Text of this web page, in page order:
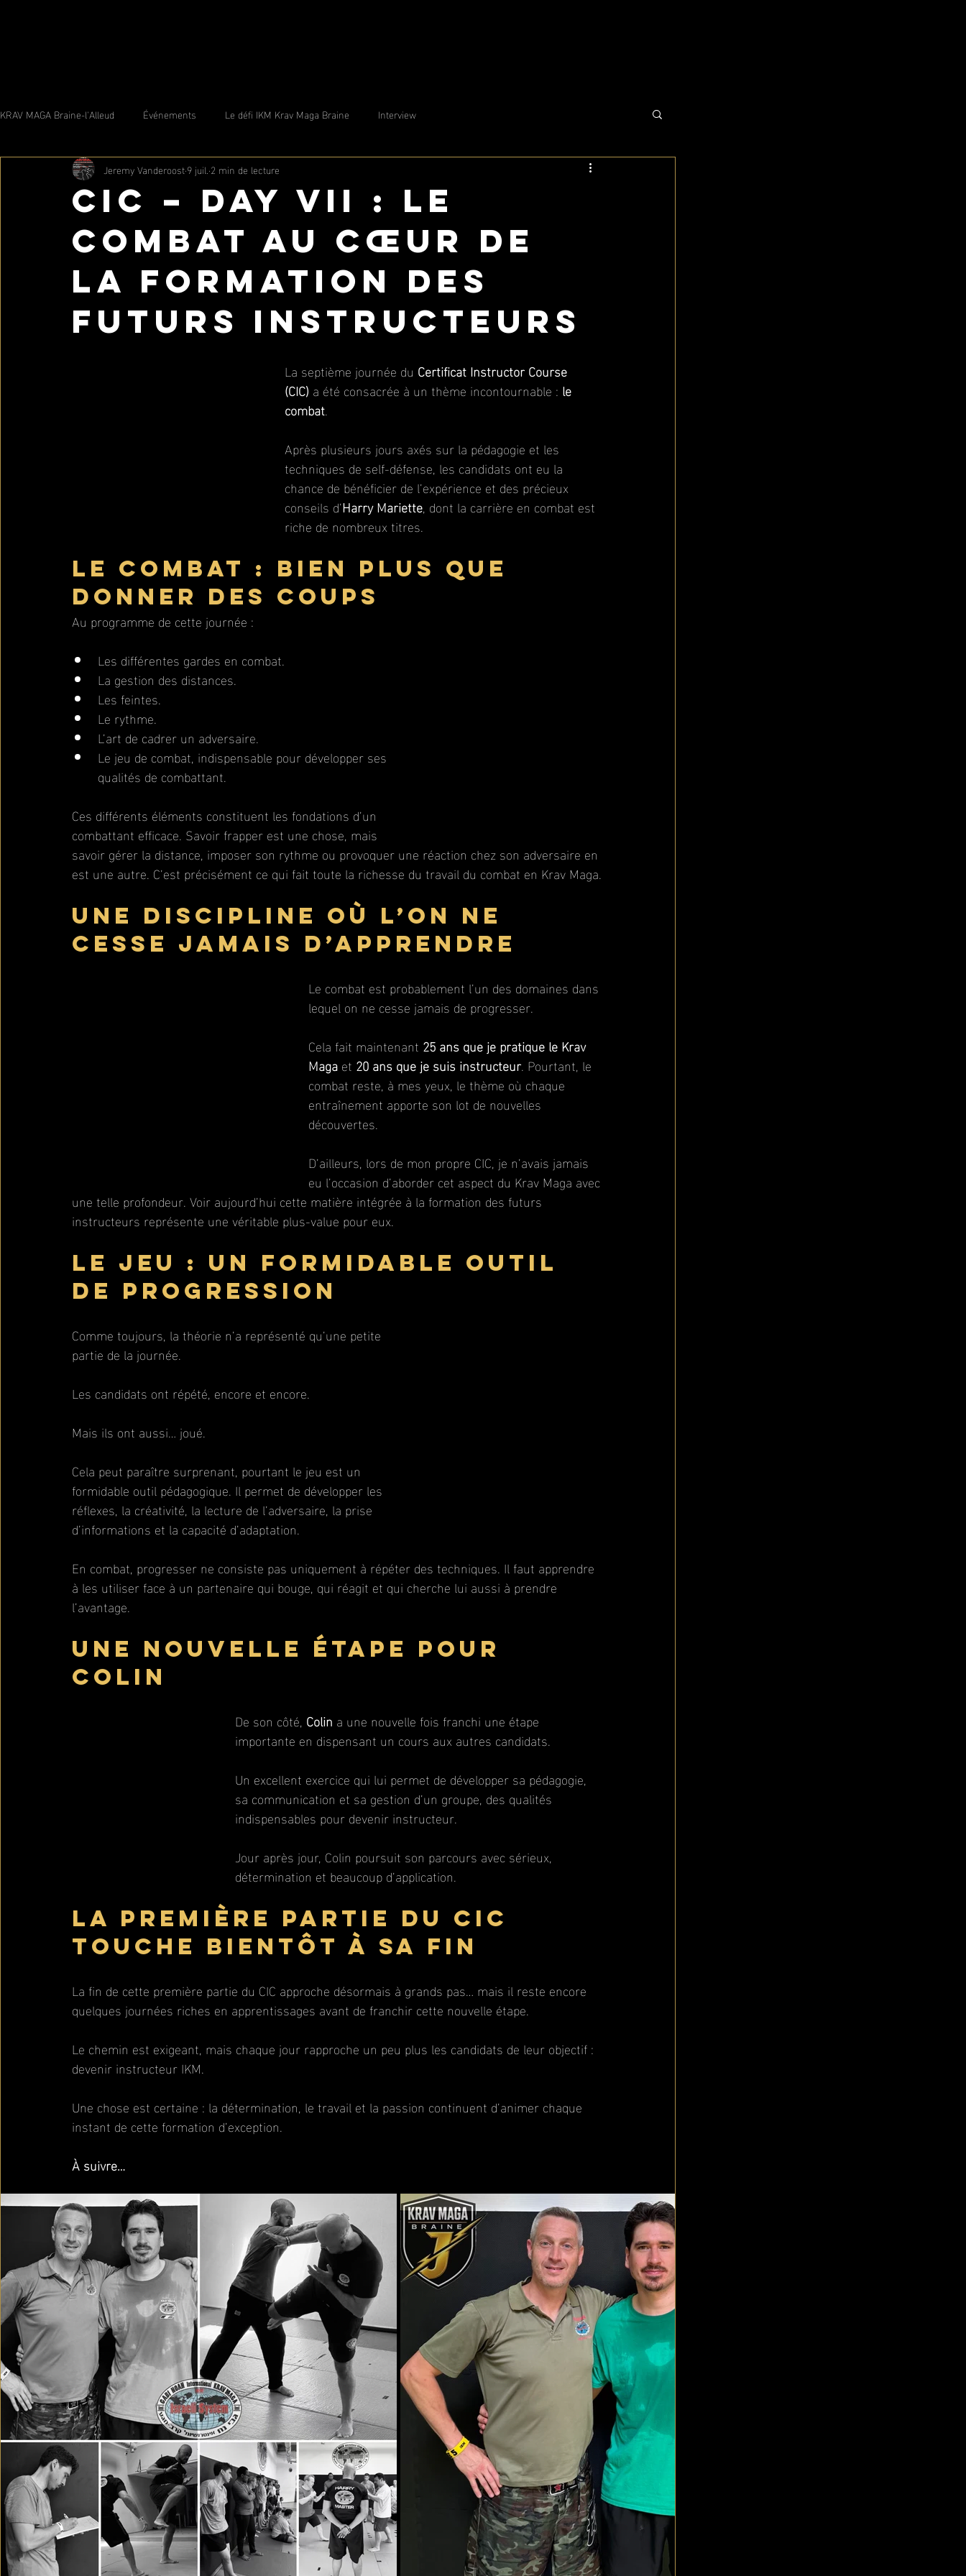
KRAV MAGA Braine-l'Alleud Événements Le défi IKM Krav Maga Braine Interview
CIC – Day VII : le
combat au cœur de
la formation des
futurs instructeurs
Jeremy Vanderoost9 juil. 2 min de lecture
La septième journée du Certificat Instructor Course
(CIC) a été consacrée à un thème incontournable : le
combat.
Après plusieurs jours axés sur la pédagogie et les
techniques de self-défense, les candidats ont eu la
chance de bénéficier de l’expérience et des précieux
conseils d’Harry Mariette, dont la carrière en combat est
riche de nombreux titres.
Le combat : bien plus que
donner des coups
Au programme de cette journée :
Les différentes gardes en combat.
La gestion des distances.
Les feintes.
Le rythme.
L’art de cadrer un adversaire.
Le jeu de combat, indispensable pour développer ses
qualités de combattant.
Ces différents éléments constituent les fondations d’un
combattant efficace. Savoir frapper est une chose, mais
savoir gérer la distance, imposer son rythme ou provoquer une réaction chez son adversaire en
est une autre. C’est précisément ce qui fait toute la richesse du travail du combat en Krav Maga.
Une discipline où l’on ne
cesse jamais d’apprendre
Le combat est probablement l’un des domaines dans
lequel on ne cesse jamais de progresser.
Cela fait maintenant 25 ans que je pratique le Krav
Maga et 20 ans que je suis instructeur. Pourtant, le
combat reste, à mes yeux, le thème où chaque
entraînement apporte son lot de nouvelles
découvertes.
D’ailleurs, lors de mon propre CIC, je n’avais jamais
eu l’occasion d’aborder cet aspect du Krav Maga avec
une telle profondeur. Voir aujourd’hui cette matière intégrée à la formation des futurs
instructeurs représente une véritable plus-value pour eux.
Le jeu : un formidable outil
de progression
Comme toujours, la théorie n’a représenté qu’une petite
partie de la journée.
Les candidats ont répété, encore et encore.
Mais ils ont aussi… joué.
Cela peut paraître surprenant, pourtant le jeu est un
formidable outil pédagogique. Il permet de développer les
réflexes, la créativité, la lecture de l’adversaire, la prise
d’informations et la capacité d’adaptation.
En combat, progresser ne consiste pas uniquement à répéter des techniques. Il faut apprendre
à les utiliser face à un partenaire qui bouge, qui réagit et qui cherche lui aussi à prendre
l’avantage.
Une nouvelle étape pour
Colin
De son côté, Colin a une nouvelle fois franchi une étape
importante en dispensant un cours aux autres candidats.
Un excellent exercice qui lui permet de développer sa pédagogie,
sa communication et sa gestion d’un groupe, des qualités
indispensables pour devenir instructeur.
Jour après jour, Colin poursuit son parcours avec sérieux,
détermination et beaucoup d’application.
La première partie du CIC
touche bientôt à sa fin
La fin de cette première partie du CIC approche désormais à grands pas… mais il reste encore
quelques journées riches en apprentissages avant de franchir cette nouvelle étape.
Le chemin est exigeant, mais chaque jour rapproche un peu plus les candidats de leur objectif :
devenir instructeur IKM.
Une chose est certaine : la détermination, le travail et la passion continuent d’animer chaque
instant de cette formation d’exception.
À suivre…